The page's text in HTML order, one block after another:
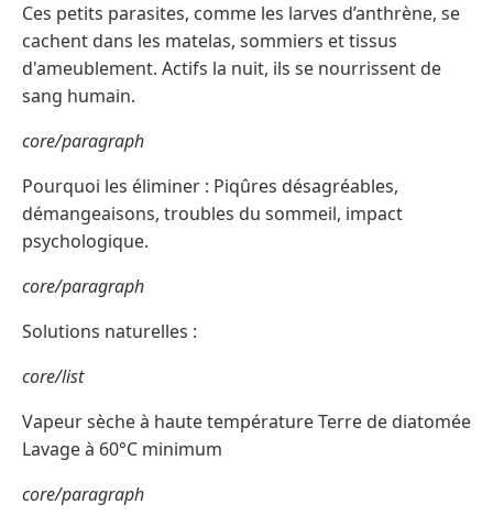
Ces petits parasites, comme les larves d’anthrène, se
cachent dans les matelas, sommiers et tissus
d'ameublement. Actifs la nuit, ils se nourrissent de
sang humain.
core/paragraph
Pourquoi les éliminer : Piqûres désagréables,
démangeaisons, troubles du sommeil, impact
psychologique.
core/paragraph
Solutions naturelles :
core/list
Vapeur sèche à haute température Terre de diatomée
Lavage à 60°C minimum
core/paragraph